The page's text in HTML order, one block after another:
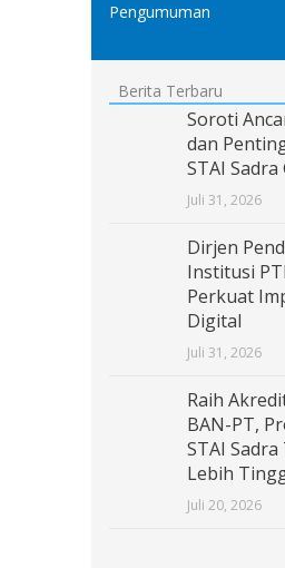
Pengumuman
Berita Terbaru
Soroti
dan
STAI Sadra
Juli 31, 2026
Dirjen
Institusi
Perkuat
Digital
Juli 31, 2026
Raih
BAN-PT,
STAI
Lebih
Juli 20, 2026